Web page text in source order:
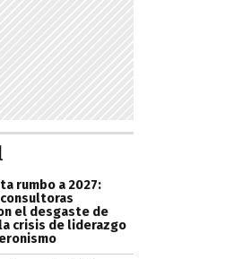
rumbo a 2027:
el desgaste de
crisis de liderazgo